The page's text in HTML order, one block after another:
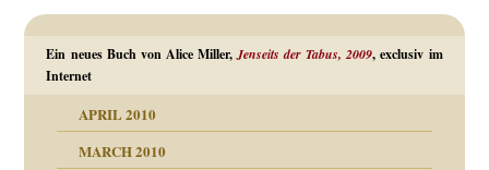
Ein neues Buch von Alice Miller,Jenseits der Tabus, 2009, exclusiv im
Internet
APRIL 2010
MARCH 2010